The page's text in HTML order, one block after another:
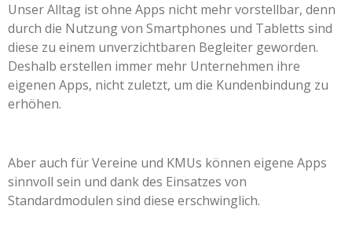
Unser Alltag ist ohne Apps nicht mehr vorstellbar, denn
durch die Nutzung von Smartphones und Tabletts sind
diese zu einem unverzichtbaren Begleiter geworden.
Deshalb erstellen immer mehr Unternehmen ihre
eigenen Apps, nicht zuletzt, um die Kundenbindung zu
erhöhen.
Aber auch für Vereine und KMUs können eigene Apps
sinnvoll sein und dank des Einsatzes von
Standardmodulen sind diese erschwinglich.